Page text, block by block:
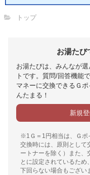
トップ
お湯たび
お湯たびは、みんなが
トです。質問/回答機能
マネーに交換できるＧ
んたまる！
新規
※1Ｇ＝1円相当は、Ｇポ
交換時には、原則として
ートナーを除く）また、
とに設定されているた
下回らない場合もござい